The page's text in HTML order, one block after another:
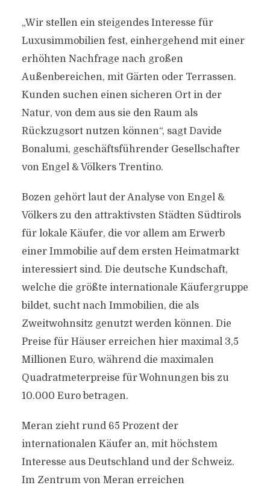
„Wir stellen ein steigendes Interesse für
Luxusimmobilien fest, einhergehend mit einer
erhöhten Nachfrage nach großen
Außenbereichen, mit Gärten oder Terrassen.
Kunden suchen einen sicheren Ort in der
Natur, von dem aus sie den Raum als
Rückzugsort nutzen können“, sagt Davide
Bonalumi, geschäftsführender Gesellschafter
von Engel & Völkers Trentino.
Bozen gehört laut der Analyse von Engel &
Völkers zu den attraktivsten Städten Südtirols
für lokale Käufer, die vor allem am Erwerb
einer Immobilie auf dem ersten Heimatmarkt
interessiert sind. Die deutsche Kundschaft,
welche die größte internationale Käufergruppe
bildet, sucht nach Immobilien, die als
Zweitwohnsitz genutzt werden können. Die
Preise für Häuser erreichen hier maximal 3,5
Millionen Euro, während die maximalen
Quadratmeterpreise für Wohnungen bis zu
10.000 Euro betragen.
Meran zieht rund 65 Prozent der
internationalen Käufer an, mit höchstem
Interesse aus Deutschland und der Schweiz.
Im Zentrum von Meran erreichen